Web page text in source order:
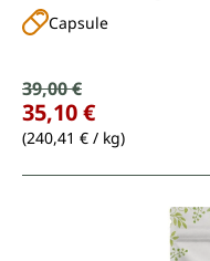
Capsule
Prezzo di vendita:
Prezzo normale:
39,00 €
35,10 €
(240,41 € / kg)